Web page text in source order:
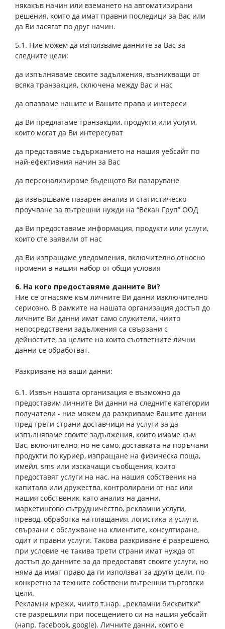
някакъв начин или вземането на автоматизирани
решения, които да имат правни последици за Вас или
да Ви засягат по друг начин.
5.1. Ние можем да използваме данните за Вас за
следните цели:
да изпълняваме своите задължения, възникващи от
всяка транзакция, сключена между Вас и нас
да опазваме нашите и Вашите права и интереси
да Ви предлагаме транзакции, продукти или услуги,
които могат да Ви интересуват
да представяме съдържанието на нашия уебсайт по
най-ефективния начин за Вас
да персонализираме бъдещото Ви пазаруване
да извършваме пазарен анализ и статистическо
проучване за вътрешни нужди на “Векан Груп” ООД
да Ви предоставяме информация, продукти или услуги,
които сте заявили от нас
да Ви изпращаме уведомления, включително относно
промени в нашия набор от общи условия
6. На кого предоставяме данните Ви?
Ние се отнасяме към личните Ви данни изключително
сериозно. В рамките на нашата организация достъп до
личните Ви данни имат само служители, чиито
непосредствени задължения са свързани с
дейностите, за целите на които съответните лични
данни се обработват.
Разкриване на ваши данни:
6.1. Извън нашата организация е възможно да
предоставим личните Ви данни на следните категории
получатели - ние можем да разкриваме Вашите данни
пред трети страни доставчици на услуги за да
изпълняваме своите задължения, които имаме към
Вас, включително, но не само, доставката на поръчани
продукти по куриер, изпращане на физическа поща,
имейл, sms или изскачащи съобщения, които
предоставят услуги на нас, на нашия собственик на
капитала или дружества, контролирани от нас или
нашия собственик, като анализ на данни,
маркетингово сътрудничество, рекламни услуги,
превод, обработка на плащания, логистика и услуги,
свързани с обслужване на клиентите, консултиране,
одит и правни услуги. Такова разкриване е разрешено,
при условие че такива трети страни имат нужда от
достъп до данните за да предоставят своите услуги, но
няма да имат право да ги използват за други цели, по-
конкретно за техните собствени вътрешни търговски
цели.
Рекламни мрежи, чиито т.нар. „рекламни бисквитки“
сте разрешили при посещението си на нашия уебсайт
(напр. facebook, google). Личните данни, които е